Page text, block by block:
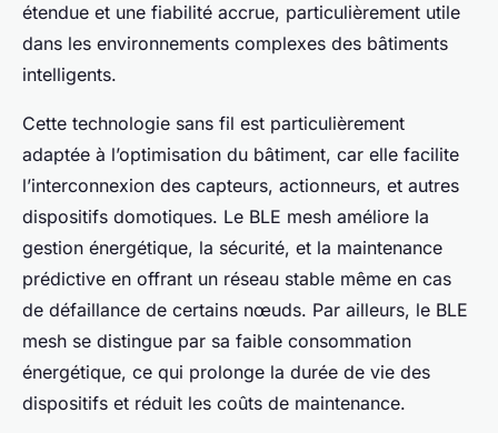
étendue et une fiabilité accrue, particulièrement utile
dans les environnements complexes des bâtiments
intelligents.
Cette technologie sans fil est particulièrement
adaptée à l’optimisation du bâtiment, car elle facilite
l’interconnexion des capteurs, actionneurs, et autres
dispositifs domotiques. Le BLE mesh améliore la
gestion énergétique, la sécurité, et la maintenance
prédictive en offrant un réseau stable même en cas
de défaillance de certains nœuds. Par ailleurs, le BLE
mesh se distingue par sa faible consommation
énergétique, ce qui prolonge la durée de vie des
dispositifs et réduit les coûts de maintenance.